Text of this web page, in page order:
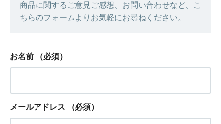
商品に関するご意見ご感想、お問い合わせなど、こ
ちらのフォームよりお気軽にお尋ねください。
お名前 （必須）
メールアドレス （必須）